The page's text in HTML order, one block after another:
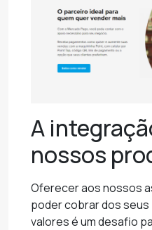
A
nossos
Oferecer aos nossos
poder cobrar dos
valores é um desafio